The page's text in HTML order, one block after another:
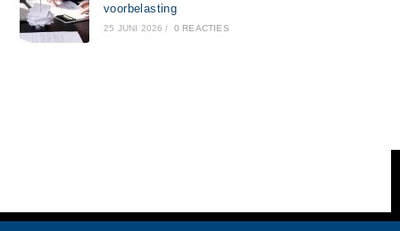
voorbelasting
25 JUNI 2026 / 0 REACTIES